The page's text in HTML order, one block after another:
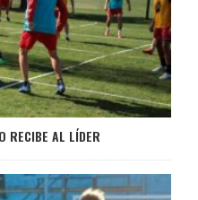
RECIBE AL LÍDER